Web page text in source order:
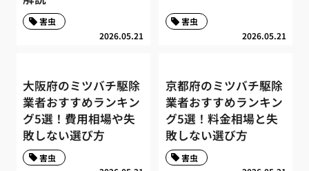
2026.05.21
害虫
2026.05.21
害虫
大阪府のミツバチ駆除
業者おすすめランキン
グ5選！費用相場や失
敗しない選び方
害虫
京都府のミツバチ駆除
業者おすすめランキン
グ5選！料金相場と失
敗しない選び方
害虫